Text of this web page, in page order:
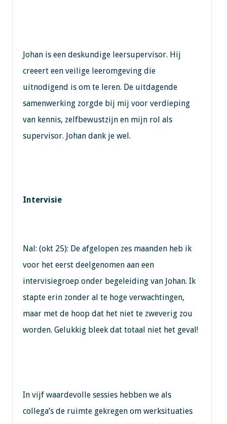
Johan is een deskundige leersupervisor. Hij
creeert een veilige leeromgeving die
uitnodigend is om te leren. De uitdagende
samenwerking zorgde bij mij voor verdieping
van kennis, zelfbewustzijn en mijn rol als
supervisor. Johan dank je wel.
Intervisie
Nal: (okt 25): De afgelopen zes maanden heb ik
voor het eerst deelgenomen aan een
intervisiegroep onder begeleiding van Johan. Ik
stapte erin zonder al te hoge verwachtingen,
maar met de hoop dat het niet te zweverig zou
worden. Gelukkig bleek dat totaal niet het geval!
In vijf waardevolle sessies hebben we als
collega’s de ruimte gekregen om werksituaties